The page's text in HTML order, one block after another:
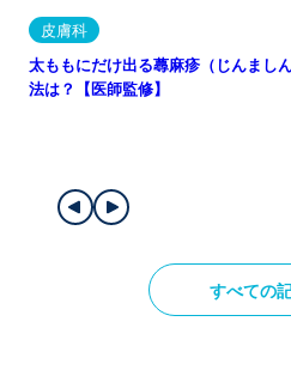
皮膚科
太ももにだけ出る蕁麻疹（じんまし
法は？【医師監修】
すべての